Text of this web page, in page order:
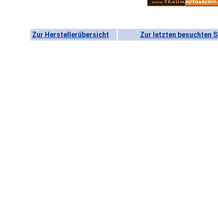
Zur Herstellerübersicht Zur letzten besuchten